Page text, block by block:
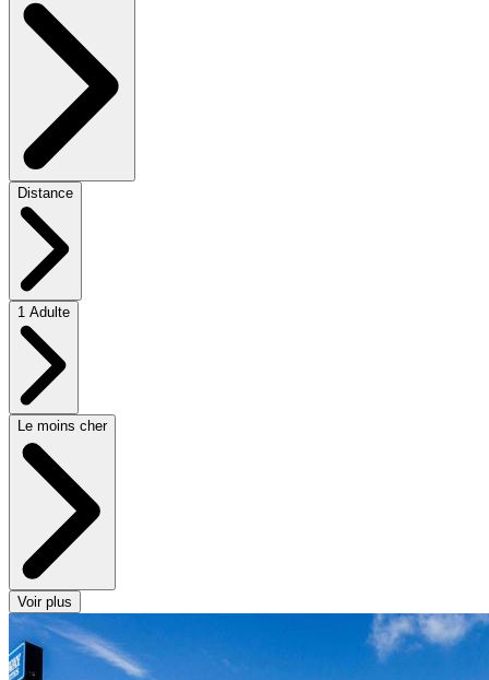
Distance
1 Adulte
Le moins cher
Voir plus